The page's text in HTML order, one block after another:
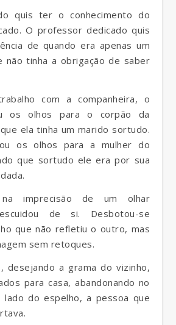
quis ter o conhecimento do
O professor dedicado quis
de quando era apenas um
não tinha a obrigação de saber
com a companheira, o
os olhos para o corpão da
ela tinha um marido sortudo.
os olhos para a mulher do
que sortudo ele era por sua
imprecisão de um olhar
de si. Desbotou-se
que não refletiu o outro, mas
sem retoques.
desejando a grama do vizinho,
para casa, abandonando no
do espelho, a pessoa que